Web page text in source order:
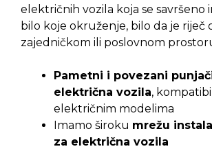
električnih vozila koja se savršeno
bilo koje okruženje, bilo da je riječ
zajedničkom ili poslovnom
Pametni i povezani
električna vozila,
električnim modelima
Imamo široku mrežu
za električna vozila